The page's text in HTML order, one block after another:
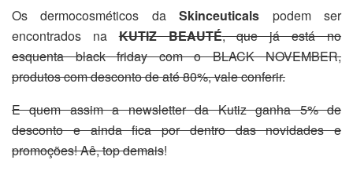
Os dermocosméticos daSkinceuticals podem ser
encontrados naKUTIZ BEAUTÉ, que já está no
esquenta black friday com o BLACK NOVEMBER,
produtos com desconto de até 80%, vale conferir.
E quem assim a newsletter da Kutiz ganha 5% de
desconto e ainda fica por dentro das novidades e
promoções! Aê, top demais!